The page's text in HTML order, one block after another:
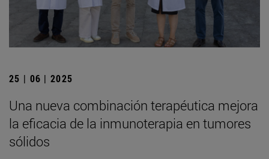
25 | 06 | 2025
Una nueva combinación terapéutica mejora
la eficacia de la inmunoterapia en tumores
sólidos